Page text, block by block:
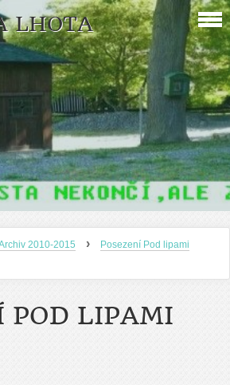
LHOTA
2010-2015 ›
Posezení Pod lipami
POD LIPAMI